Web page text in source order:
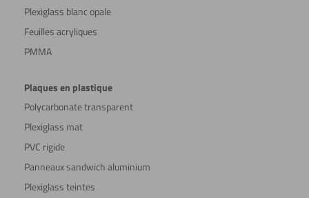
Plexiglass blanc opale
Feuilles acryliques
PMMA
Plaques en plastique
Polycarbonate transparent
Plexiglass mat
PVC rigide
Panneaux sandwich aluminium
Plexiglass teintes